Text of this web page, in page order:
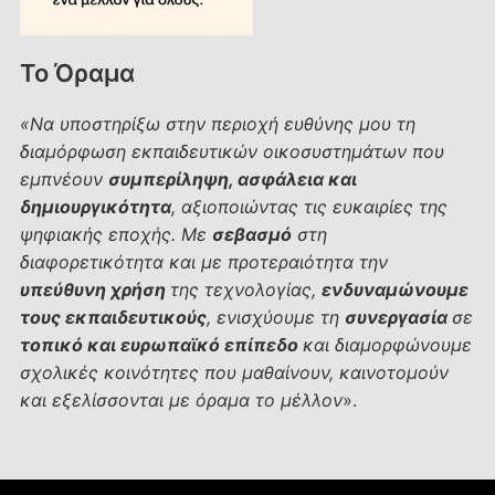
Το Όραμα
«Να υποστηρίξω στην περιοχή ευθύνης μου τη
διαμόρφωση εκπαιδευτικών οικοσυστημάτων που
εμπνέουν συμπερίληψη, ασφάλεια και
δημιουργικότητα, αξιοποιώντας τις ευκαιρίες της
ψηφιακής εποχής. Με σεβασμόστη
διαφορετικότητα και με προτεραιότητα την
υπεύθυνη χρήση της τεχνολογίας, ενδυναμώνουμε
τους εκπαιδευτικούς, ενισχύουμε τη συνεργασίασε
τοπικό και ευρωπαϊκό επίπεδο και διαμορφώνουμε
σχολικές κοινότητες που μαθαίνουν, καινοτομούν
και εξελίσσονται με όραμα το μέλλον».